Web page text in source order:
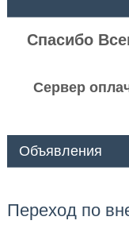
Спасибо
Сервер
Объявления
Переход по